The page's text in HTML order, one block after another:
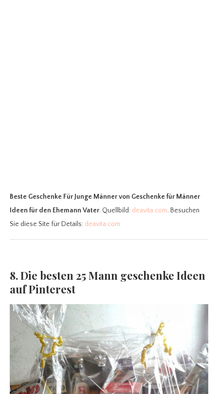
Beste Geschenke Für Junge Männervon Geschenke für Männer
Ideen für den Ehemann Vater. Quellbild: deavita.com. Besuchen
Sie diese Site für Details: deavita.com
8. Die besten 25 Mann geschenke Ideen
auf Pinterest